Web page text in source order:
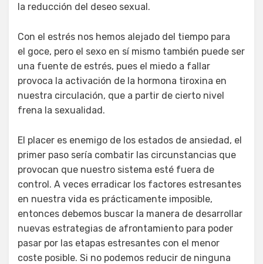
la reducción del deseo sexual.
Con el estrés nos hemos alejado del tiempo para
el goce, pero el sexo en sí mismo también puede ser
una fuente de estrés, pues el miedo a fallar
provoca la activación de la hormona tiroxina en
nuestra circulación, que a partir de cierto nivel
frena la sexualidad.
El placer es enemigo de los estados de ansiedad, el
primer paso sería combatir las circunstancias que
provocan que nuestro sistema esté fuera de
control. A veces erradicar los factores estresantes
en nuestra vida es prácticamente imposible,
entonces debemos buscar la manera de desarrollar
nuevas estrategias de afrontamiento para poder
pasar por las etapas estresantes con el menor
coste posible. Si no podemos reducir de ninguna